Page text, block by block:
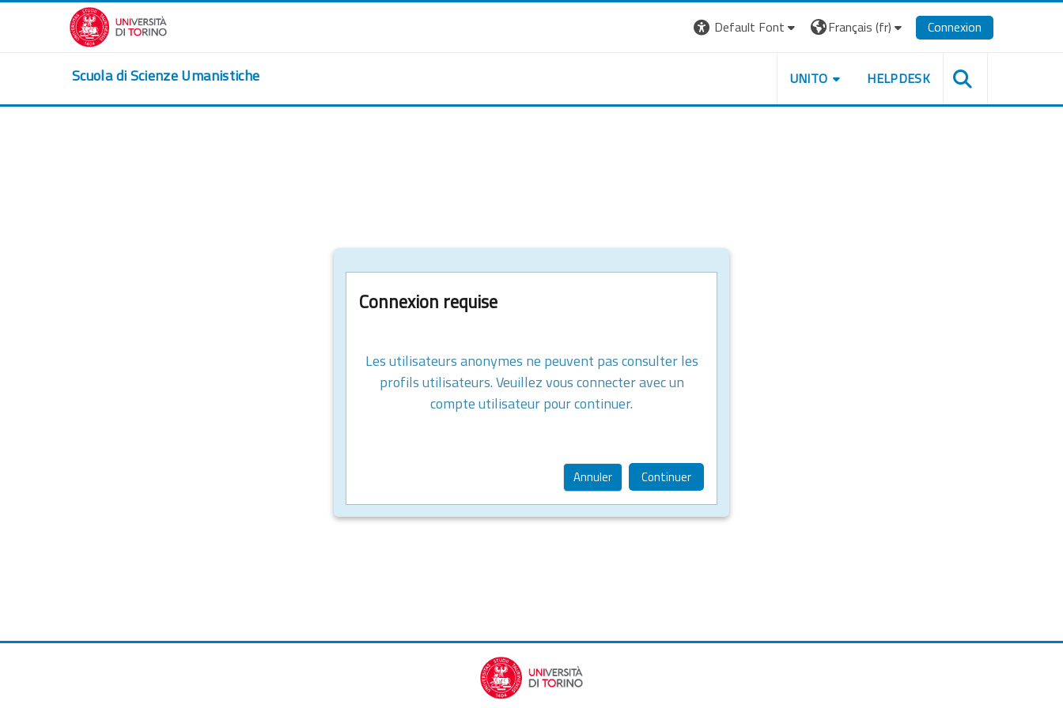
Passer au contenu principal
Default Font
Français ‎(fr)‎ Connexion
Scuola di Scienze Umanistiche UNITO HELPDESK
Connexion requise
Les utilisateurs anonymes ne peuvent pas consulter les
profils utilisateurs. Veuillez vous connecter avec un
compte utilisateur pour continuer.
Annuler Continuer